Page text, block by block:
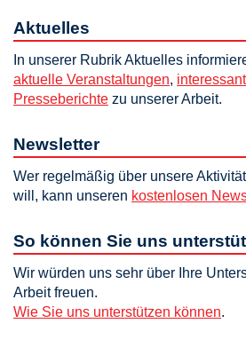
Aktuelles
In unserer Rubrik Aktuelles
aktuelle Veranstaltungen,
Presseberichte zu unserer Arbeit.
Newsletter
Wer regelmäßig über unsere
will, kann unseren kostenlosen
So können Sie uns
Wir würden uns sehr über Ihre
Arbeit freuen.
Wie Sie uns unterstützen können.